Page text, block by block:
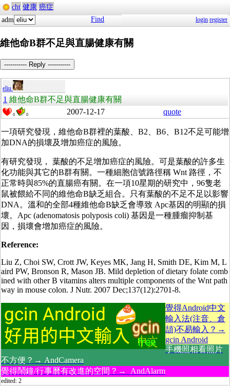
cht 健康 癌症
adm
Find login register
維他命B群不足與直腸健康有關
----------- Reply -----------
eliu
1 維他命B群不足與直腸健康有關
0 0 2007-12-17 quote
一項研究發現，維他命B群裡的葉酸、B2、B6、B12不足可能增
加DNA的損壞及增加癌症的風險。
有研究發現， 葉酸的不足增加癌症的風險。可是葉酸的許多生
化功能與其它的B群有關。一種細胞信號路徑稱 Wnt 路徑，不
正常時與85%的直腸癌有關。在一項10星期的研究中，96隻老
鼠被餵給不同的維他命B缺乏組合。只有葉酸的不足不足以影響
DNA。溫和的全部4種維他命B缺乏會導致 Apc基因的明顯的損
壞。Apc (adenomatosis polyposis coli) 基因是一種腫瘤抑制基
因，損壞會增加癌症的風險。
Reference:
Liu Z, Choi SW, Crott JW, Keyes MK, Jang H, Smith DE, Kim M, L
aird PW, Bronson R, Mason JB. Mild depletion of dietary folate comb
ined with other B vitamins alters multiple components of the Wnt path
way in mouse colon. J Nutr. 2007 Dec;137(12):2701-8.
覺得Android中文
輸入法(注音、倉
頡)不易輸入？→
gcin Android
手機照相看照片
不方便？→ AndCamera
覺得鬧鐘/行事曆有改進的空間？→ AndAlarm
edited: 2